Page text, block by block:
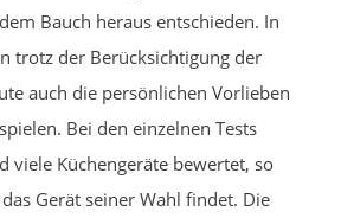
Bauch heraus entschieden. In
trotz der Berücksichtigung der
auch die persönlichen Vorlieben
Bei den einzelnen Tests
viele Küchengeräte bewertet, so
Gerät seiner Wahl findet. Die